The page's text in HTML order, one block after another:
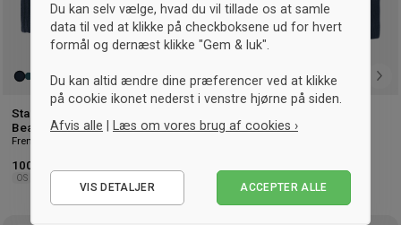
Stanley/Stella Fisherman
Beanie
French Navy
100,- kr.
OS
French Navy
Du kan selv vælge, hvad du vil tillade os at samle
data til ved at klikke på checkboksene ud for hvert
formål og dernæst klikke "Gem & luk".
Du kan altid ændre dine præferencer ved at klikke
på cookie ikonet nederst i venstre hjørne på siden.
Afvis alle | Læs om vores brug af cookies ›
Statistiske
VIS DETALJER ACCEPTER ALLE